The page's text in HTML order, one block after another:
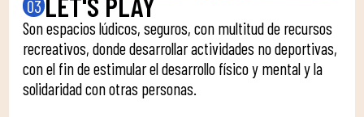
03
Son espacios lúdicos, seguros, con multitud de recursos
recreativos, donde desarrollar actividades no deportivas,
con el fin de estimular el desarrollo físico y mental y la
solidaridad con otras personas.